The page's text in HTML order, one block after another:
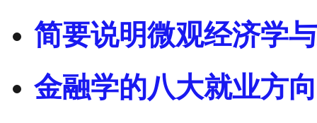
简要说明微观经济学
金融学的八大就业方